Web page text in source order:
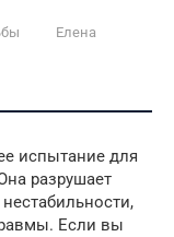
Елена
испытание для
разрушает
Если вы